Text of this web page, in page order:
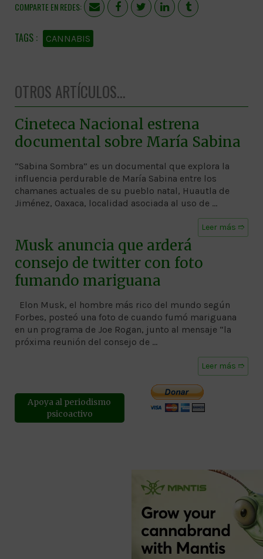
COMPARTE EN REDES:
CANNABIS
OTROS ARTÍCULOS...
Cineteca Nacional estrena
documental sobre María Sabina
“Sabina Sombra” es un documental que explora la
influencia perdurable de María Sabina entre los
chamanes actuales de su pueblo natal, Huautla de
Jiménez, Oaxaca, localidad asociada al uso de …
Leer más ➱
Musk anuncia que arderá
consejo de twitter con foto
fumando mariguana
Elon Musk, el hombre más rico del mundo según
Forbes, posteó una foto de cuando fumó mariguana
en un programa de Joe Rogan, junto al mensaje “la
próxima reunión del consejo de …
Leer más ➱
Apoya al periodismo
psicoactivo